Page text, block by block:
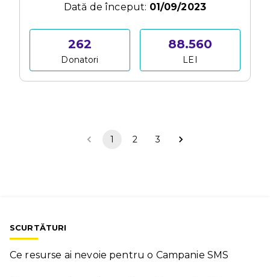
Dată de început: 01/09/2023
262
Donatori
88.560
LEI
1 2 3
SCURTĂTURI
Ce resurse ai nevoie pentru o Campanie SMS